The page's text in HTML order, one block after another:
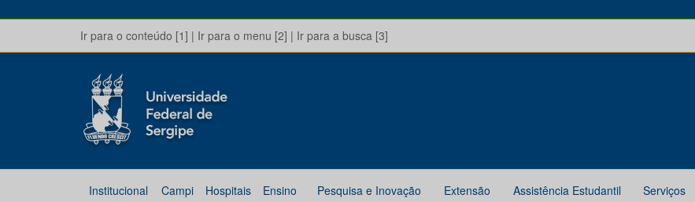
Ir para o conteúdo [1] | Ir para o menu [2] | Ir para a busca [3]
Institucional Campi Hospitais Ensino Pesquisa e Inovação Extensão Assistência Estudantil Serviços